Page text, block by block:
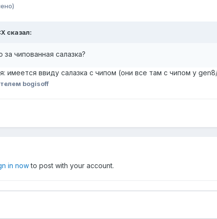
сказал:
чипованная салазка?
имеется ввиду салазка с чипом (они все там с чипом у
bogisoff
in nowto post with your account.